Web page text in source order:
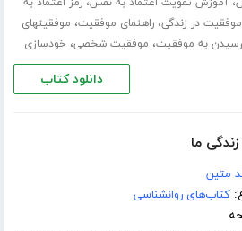
موفقیت در زندگی،راهنمای موفقیت، موفقیتهای
رسیدن به موفقیت، موفقیت شخصی، خودسازی
دانلود کتاب
ما
متین
کتاب‌های روانشناسی